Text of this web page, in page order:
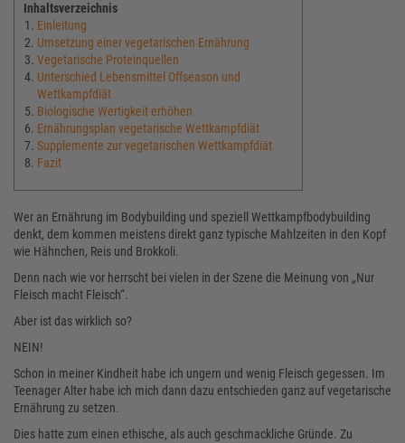
Inhaltsverzeichnis
Einleitung
Umsetzung einer vegetarischen Ernährung
Vegetarische Proteinquellen
Unterschied Lebensmittel Offseason und
Wettkampfdiät
Biologische Wertigkeit erhöhen
Ernährungsplan vegetarische Wettkampfdiät
Supplemente zur vegetarischen Wettkampfdiät
Fazit
Wer an Ernährung im Bodybuilding und speziell Wettkampfbodybuilding
denkt, dem kommen meistens direkt ganz typische Mahlzeiten in den Kopf
wie Hähnchen, Reis und Brokkoli.
Denn nach wie vor herrscht bei vielen in der Szene die Meinung von „Nur
Fleisch macht Fleisch“.
Aber ist das wirklich so?
NEIN!
Schon in meiner Kindheit habe ich ungern und wenig Fleisch gegessen. Im
Teenager Alter habe ich mich dann dazu entschieden ganz auf vegetarische
Ernährung zu setzen.
Dies hatte zum einen ethische, als auch geschmackliche Gründe. Zu